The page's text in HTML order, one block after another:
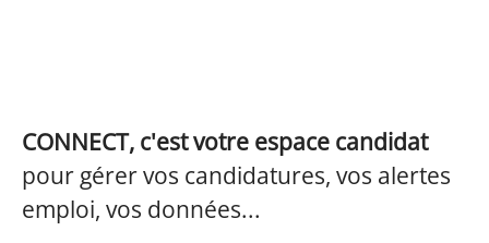
CONNECT, c'est votre espace candidat
pour gérer vos candidatures, vos alertes
emploi, vos données...